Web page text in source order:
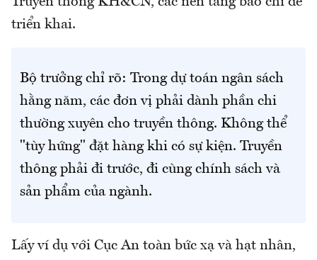
triển khai.
Bộ trưởng chỉ rõ: Trong dự toán ngân sách
hằng năm, các đơn vị phải dành phần chi
thường xuyên cho truyền thông. Không thể
"tùy hứng" đặt hàng khi có sự kiện. Truyền
thông phải đi trước, đi cùng chính sách và
sản phẩm của ngành.
Lấy ví dụ với Cục An toàn bức xạ và hạt nhân,